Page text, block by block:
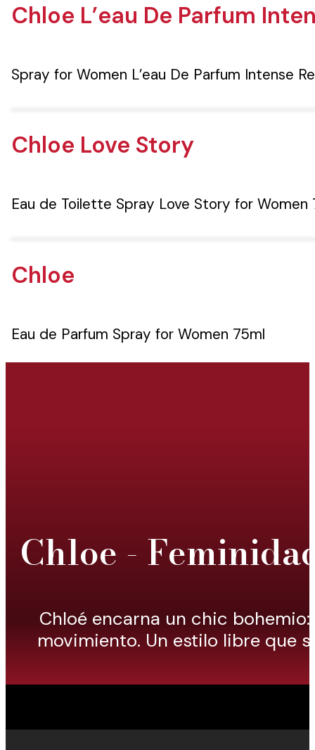
Chloe L’eau De Parfum
Spray for Women L’eau De Parfum Intense
Chloe Love Story
Eau de Toilette Spray Love Story for Women
Chloe
Eau de Parfum Spray for Women 75ml
Chloe -
Chloé encarna un chic
movimiento. Un estilo libre que